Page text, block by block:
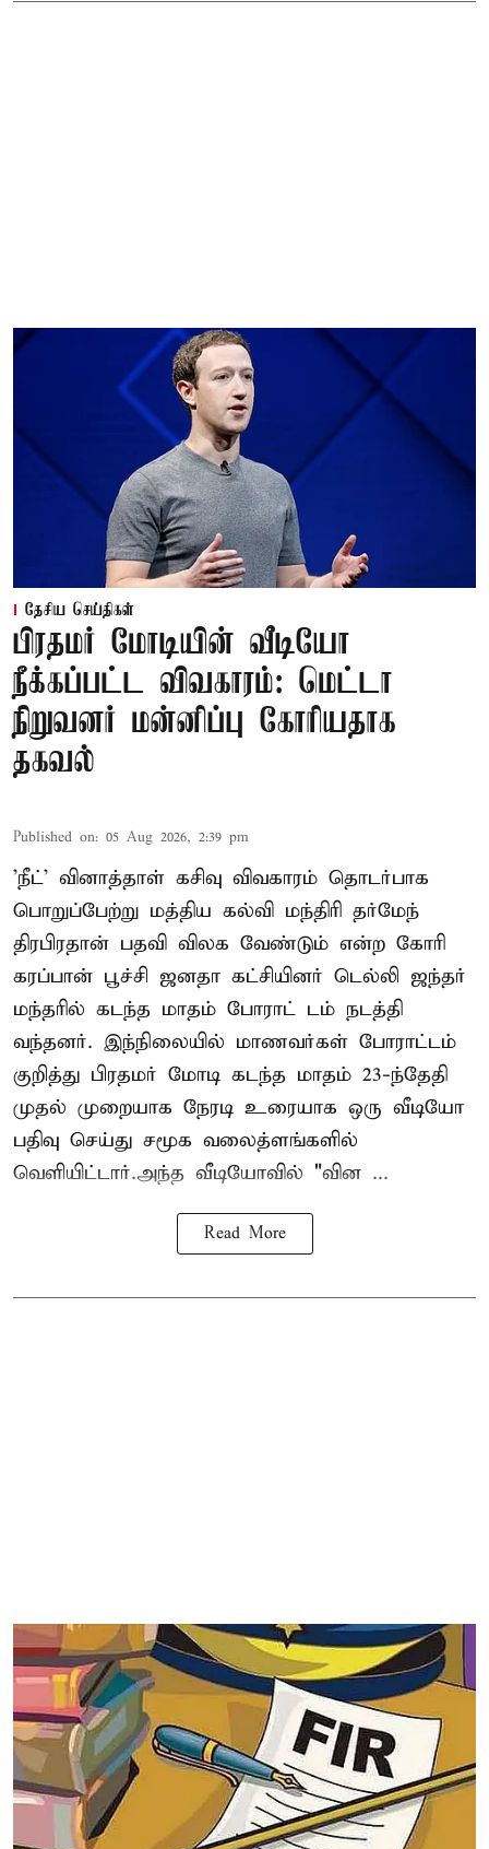
தேசிய செய்திகள்
பிரதமர் மோடியின் வீடியோ
நீக்கப்பட்ட விவகாரம்: மெட்டா
நிறுவனர் மன்னிப்பு கோரியதாக
தகவல்
Published on: 05 Aug 2026, 2:39 pm
'நீட்' வினாத்தாள் கசிவு விவகாரம் தொடர்பாக
பொறுப்பேற்று மத்திய கல்வி மந்திரி தர்மேந்
திரபிரதான் பதவி விலக வேண்டும் என்ற கோரி
கரப்பான் பூச்சி ஜனதா கட்சியினர் டெல்லி ஜந்தர்
மந்தரில் கடந்த மாதம் போராட் டம் நடத்தி
வந்தனர். இந்நிலையில் மாணவர்கள் போராட்டம்
குறித்து பிரதமர் மோடி கடந்த மாதம் 23-ந்தேதி
முதல் முறையாக நேரடி உரையாக ஒரு வீடியோ
பதிவு செய்து சமூக வலைத்ளங்களில்
வெளியிட்டார்.அந்த வீடியோவில் "வின ...
Read More